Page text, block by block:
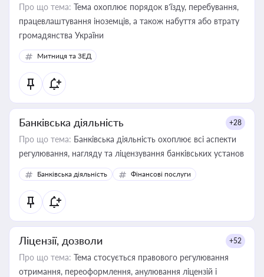
Про що тема: Тема охоплює порядок в’їзду, перебування,
працевлаштування іноземців, а також набуття або втрату
громадянства України
Митниця та ЗЕД
Банківська діяльність +28
Про що тема: Банківська діяльність охоплює всі аспекти
регулювання, нагляду та ліцензування банківських установ
Банківська діяльність Фінансові послуги
Ліцензії, дозволи +52
Про що тема: Тема стосується правового регулювання
отримання, переоформлення, анулювання ліцензій і